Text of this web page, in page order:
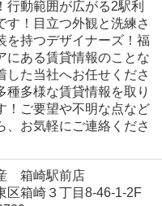
行動範囲が広がる2駅利
す！目立つ外観と洗練さ
を持つデザイナーズ！福
にある賃貸情報のことな
した当社へお任せくださ
種多様な賃貸情報を取り
！ご要望や不明な点など
、お気軽にご連絡くださ
箱崎駅前店
区箱崎３丁目8-46-1-2F